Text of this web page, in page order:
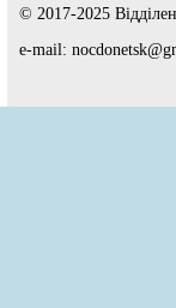
© 2017-2025
e-mail: